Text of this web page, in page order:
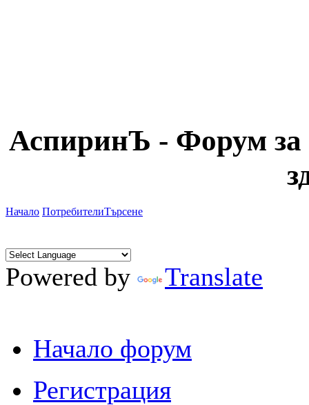
АспиринЪ - Форум за
Начало ПотребителиТърсене
Powered by Translate
Начало форум
Регистрация